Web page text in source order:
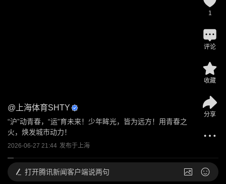
@ 上海体育SHTY
“沪”动青春，“运”育未来！少年眸光，皆为远方！用青春之
火，焕发城市动力！
2026-06-27 21:44 发布于上海
1
评论
收藏
分享
打开腾讯新闻客户端说两句